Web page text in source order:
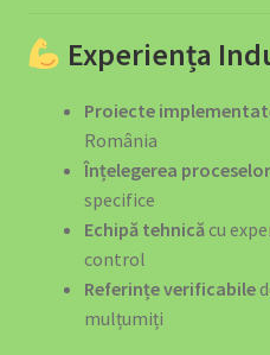
Experiența
Proiecte
România
Înțelegerea proceselor
specifice
Echipă tehnică cu
control
Referințe verificabile
mulțumiți